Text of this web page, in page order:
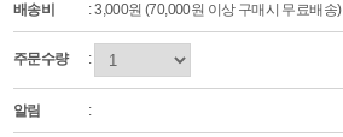
배송비 : 3,000원 (70,000원 이상 구매시 무료배송)
주문수량 :
알림 :